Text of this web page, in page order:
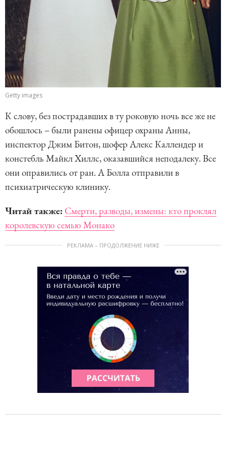
Getty images
К слову, без пострадавших в ту роковую ночь все же не
обошлось – были ранены офицер охраны Анны,
инспектор Джим Битон, шофер Алекс Каллендер и
констебль Майкл Хиллс, оказавшийся неподалеку. Все
они оправились от ран. А Болла отправили в
психиатрическую клинику.
Читай также: Смерти, разводы, измены: кто проклял
королевскую семью Монако
РЕКЛАМА – ПРОДОЛЖЕНИЕ НИЖЕ